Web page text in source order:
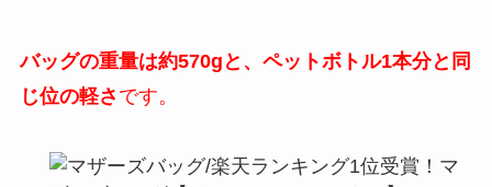
バッグの重量は約570gと、ペットボトル1本分と同
じ位の軽さ です。